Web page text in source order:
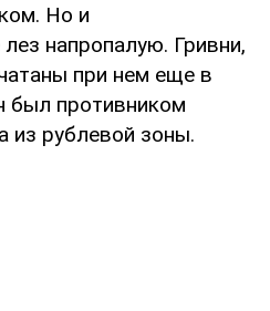
Но и
напропалую. Гривни,
при нем еще в
был противником
из рублевой зоны.